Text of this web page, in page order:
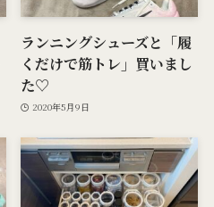
ランニングシューズと「履
くだけで筋トレ」買いまし
た♡
2020年5月9日